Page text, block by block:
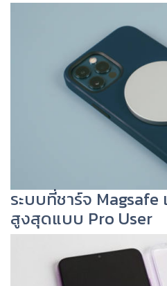
ระบบที่ชาร์จ
สูงสุดแบบ Pro User